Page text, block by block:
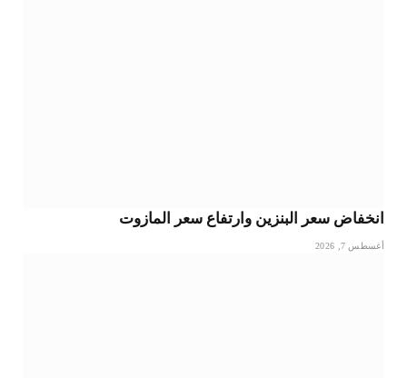
انخفاض سعر البنزين وارتفاع سعر المازوت
أغسطس 7, 2026